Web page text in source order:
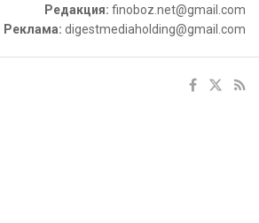
Редакция: finoboz.net@gmail.com
Реклама: digestmediaholding@gmail.com